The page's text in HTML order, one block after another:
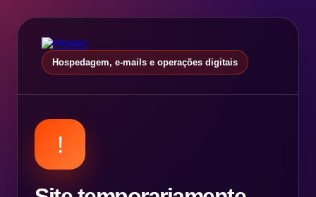
Hospedagem, e-mails e operações digitais
!